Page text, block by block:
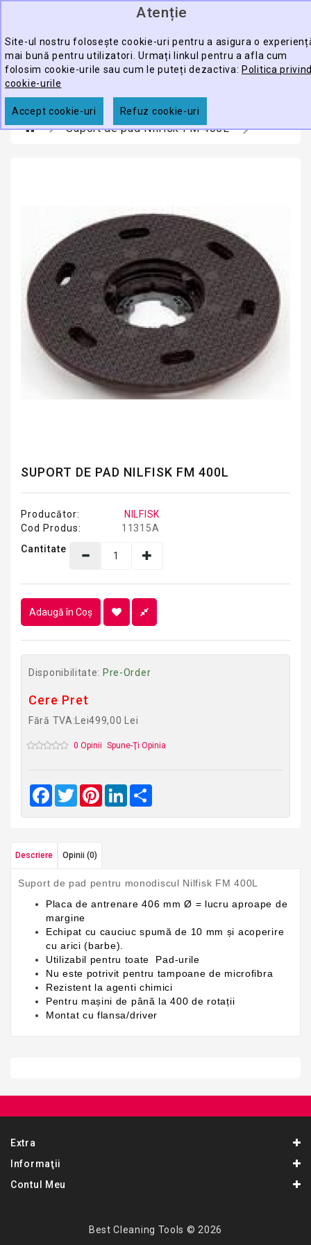
Atenție
Site-ul nostru folosește cookie-uri pentru a asigura o
mai bună pentru utilizatori. Urmați linkul pentru a afla cum
folosim cookie-urile sau cum le puteți dezactiva: Politica
cookie-urile
Accept cookie-uri Refuz cookie-uri
CĂUTARE
ECHIPAMENTE
PROFESIONALE
ACCESORII
PROMOTII
Suport de pad Nilfisk FM 400L
SUPORT DE PAD NILFISK FM 400L
Producător:
NILFISK
Cod Produs:
11315A
Cantitate
Adaugă în Coş
Disponibilitate: Pre-Order
Cere Pret
Fără TVA:Lei499,00 Lei
0 Opinii Spune-Ţi Opinia
Facebook
TwitterPinterestLinkedIn
Descriere Opinii (0)
Suport de pad pentru monodiscul Nilfisk FM 400L
Placa de antrenare 406 mm Ø = lucru aproape de
margine
Echipat cu cauciuc spumă de 10 mm și acoperire
cu arici (barbe).
Utilizabil pentru toate Pad-urile
Nu este potrivit pentru tampoane de microfibra
Rezistent la agenti chimici
Pentru mașini de până la 400 de rotații
Montat cu flansa/driver
Extra
Informaţii
Contul Meu
Best Cleaning Tools © 2026